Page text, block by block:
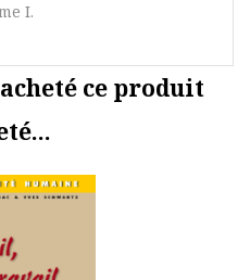
I.
ce produit